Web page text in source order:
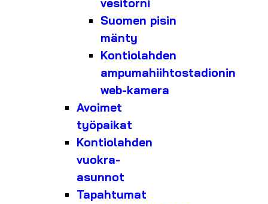
vesitorni
Suomen pisin
mänty
Kontiolahden
ampumahiihtostadionin
web-kamera
Avoimet
työpaikat
Kontiolahden
vuokra-
asunnot
Tapahtumat